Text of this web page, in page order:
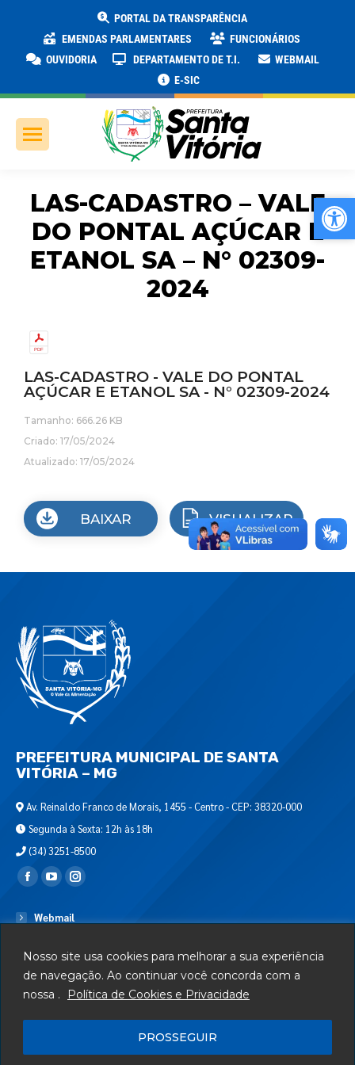
Nosso site usa cookies para melhorar a sua experiência
de navegação. Ao continuar você concorda com a
nossa .
Política de Cookies e Privacidade
PROSSEGUIR
PORTAL DA TRANSPARÊNCIA
EMENDAS PARLAMENTARES
FUNCIONÁRIOS
OUVIDORIA
DEPARTAMENTO DE T.I.
WEBMAIL
E-SIC
LAS-CADASTRO – VALE
DO PONTAL AÇÚCAR E
ETANOL SA – N° 02309-
2024
LAS-CADASTRO - VALE DO PONTAL
AÇÚCAR E ETANOL SA - N° 02309-2024
Tamanho: 666.26 KB
Criado: 17/05/2024
Atualizado: 17/05/2024
BAIXAR VISUALIZAR
PREFEITURA MUNICIPAL DE SANTA
VITÓRIA – MG
Av. Reinaldo Franco de Morais, 1455 - Centro - CEP: 38320-000
Segunda à Sexta: 12h às 18h
(34) 3251-8500
Encontre-nos em:
Webmail
Serviços
Telefones Úteis